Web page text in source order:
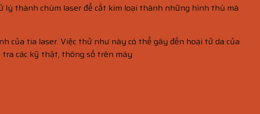
lý thành chùm laser để cắt kim loại thành những hình thù mà
của tia laser. Việc thử như này có thể gây đến hoại tử da của
các kỹ thật, thông số trên máy